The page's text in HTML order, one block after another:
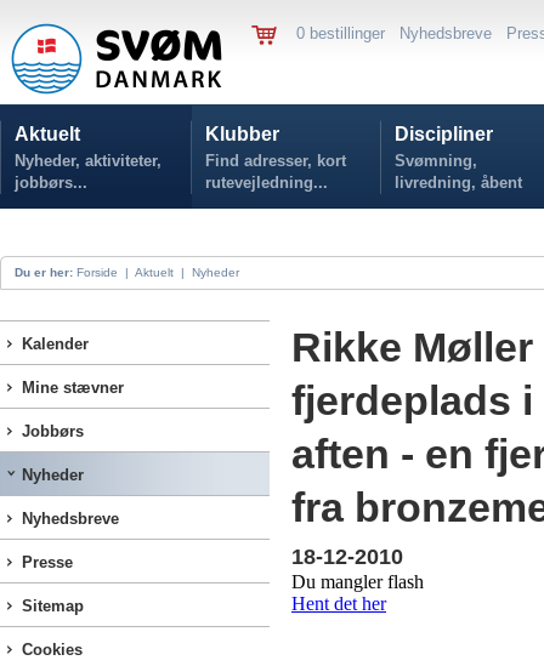
0 bestillinger Nyhedsbreve
Aktuelt
Nyheder, aktiviteter,
jobbørs...
Klubber
Find adresser, kort
rutevejledning...
Discipliner
Svømning,
livredning, åbent
vand...
Du er her: Forside | Aktuelt | Nyheder
Kalender
Mine stævner
Jobbørs
Nyheder
Nyhedsbreve
Presse
Sitemap
Cookies
Rikke
fjerdeplads
aften - en
fra
18-12-2010